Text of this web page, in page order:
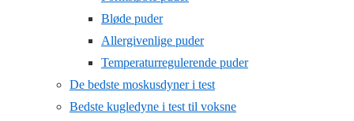
Bløde puder
Allergivenlige puder
Temperaturregulerende puder
De bedste moskusdyner i test
Bedste kugledyne i test til voksne